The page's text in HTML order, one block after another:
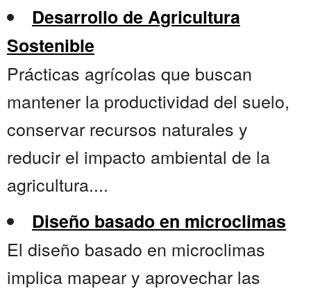
Desarrollo de Agricultura
Sostenible
Prácticas agrícolas que buscan
mantener la productividad del suelo,
conservar recursos naturales y
reducir el impacto ambiental de la
agricultura....
Diseño basado en microclimas
El diseño basado en microclimas
implica mapear y aprovechar las